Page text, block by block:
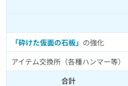
「砕けた仮面の石板」 の強化
アイテム交換所（各種ハンマー等）
合計